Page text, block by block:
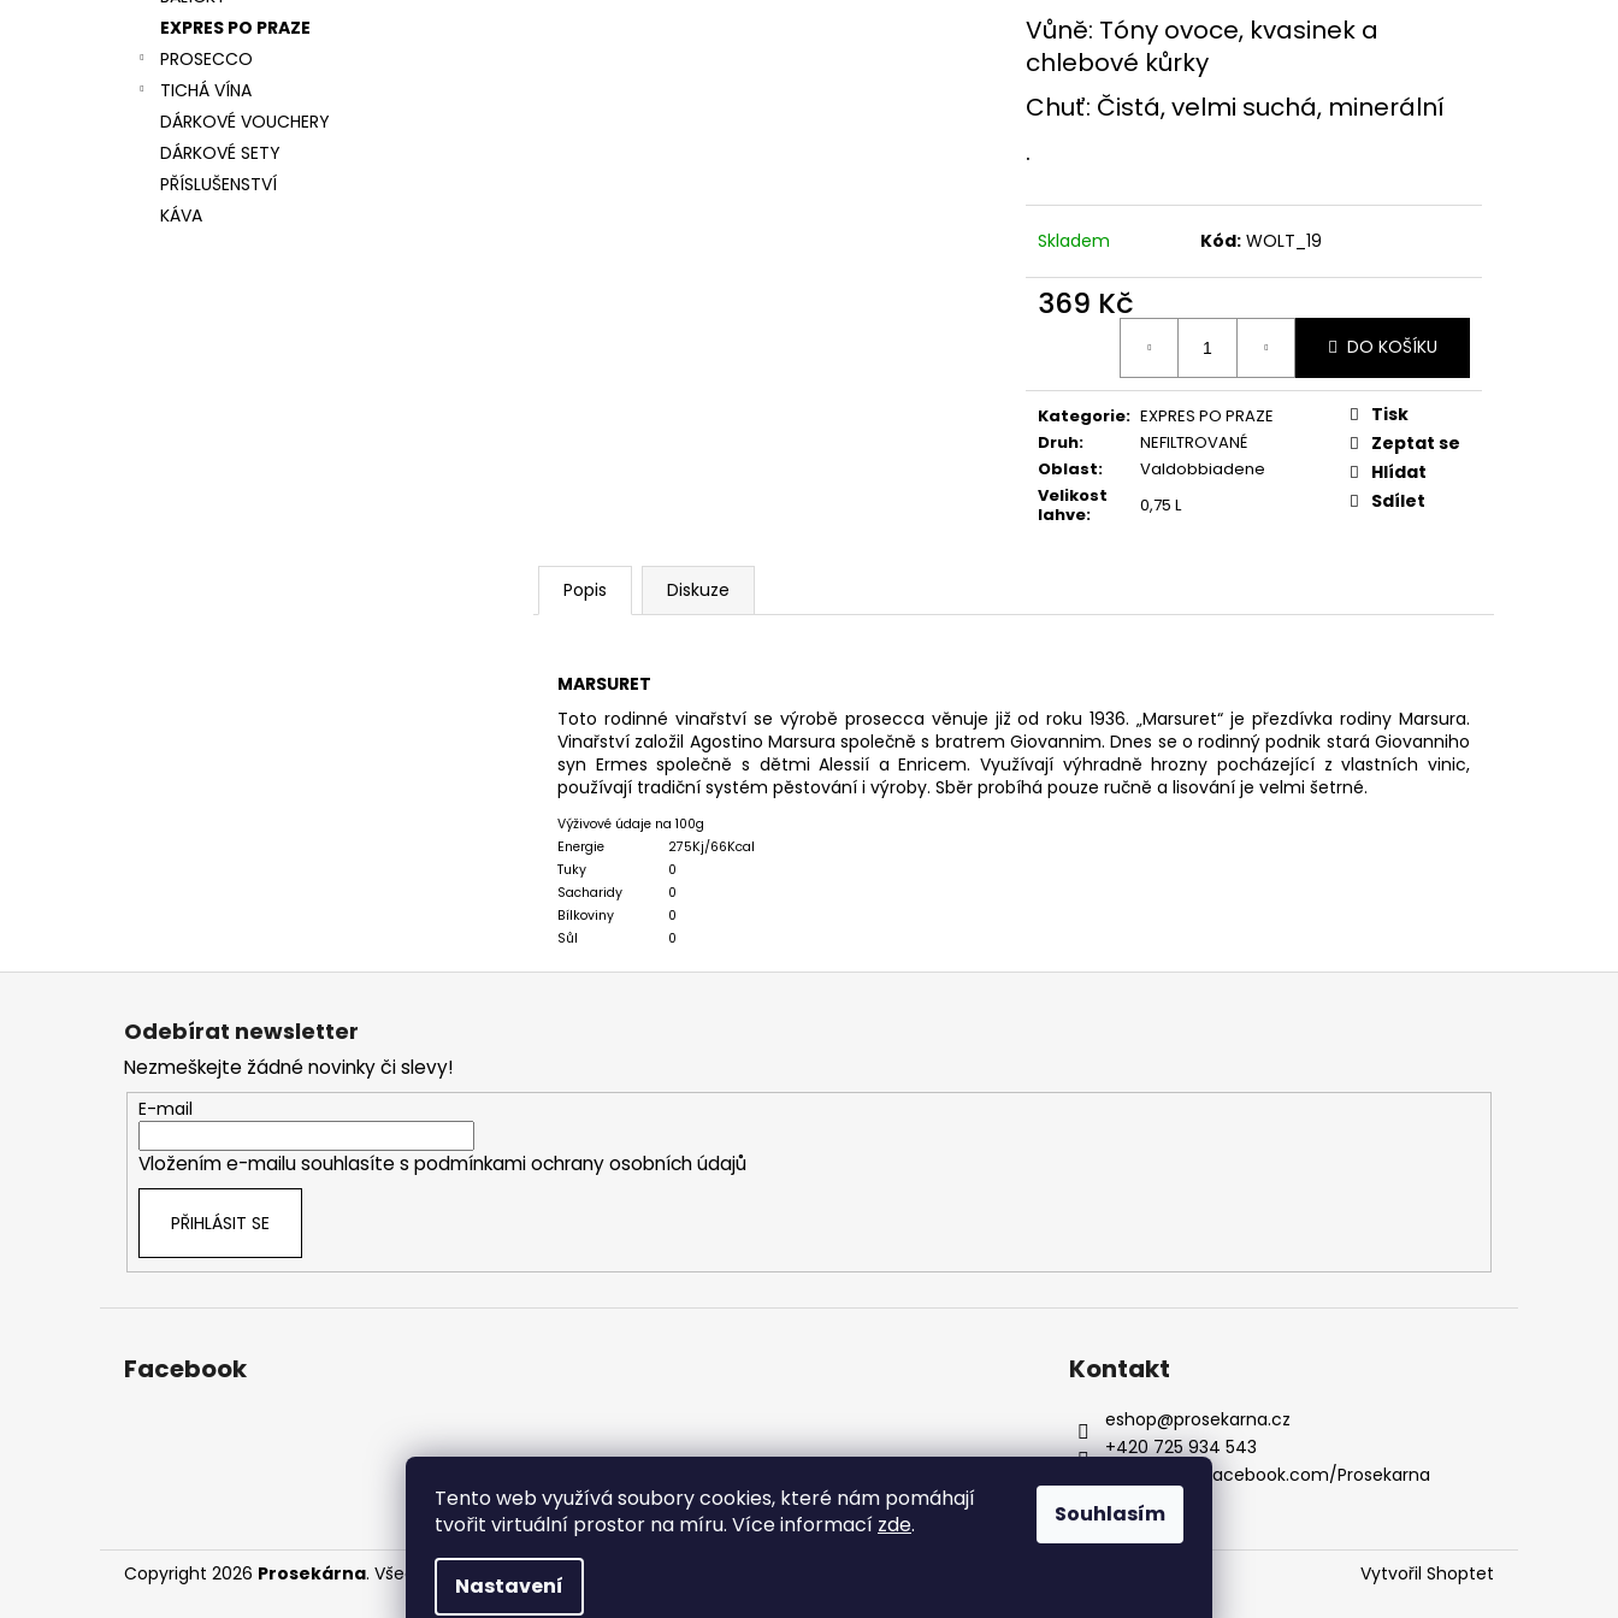
Tento web využívá soubory cookies, které nám pomáhají
tvořit virtuální prostor na míru. Více informací zde.
Nastavení
Souhlasím
EXPRES PO PRAZE
PROSECCO
TICHÁ VÍNA
DÁRKOVÉ VOUCHERY
DÁRKOVÉ SETY
PŘÍSLUŠENSTVÍ
KÁVA
Vůně: Tóny ovoce, kvasinek a
chlebové kůrky
Chuť: Čistá, velmi suchá, minerální
.
Skladem Kód: WOLT_19
369 Kč
DO KOŠÍKU
Kategorie: EXPRES PO PRAZE
Druh:
NEFILTROVANÉ
Oblast:
Valdobbiadene
Velikost
lahve: 0,75 L
Tisk
Zeptat se
Hlídat
Sdílet
Popis Diskuze
MARSURET
Toto rodinné vinařství se výrobě prosecca věnuje již od roku 1936. „Marsuret“ je přezdívka rodiny Marsura.
Vinařství založil Agostino Marsura společně s bratrem Giovannim. Dnes se o rodinný podnik stará Giovanniho
syn Ermes společně s dětmi Alessií a Enricem. Využívají výhradně hrozny pocházející z vlastních vinic,
používají tradiční systém pěstování i výroby. Sběr probíhá pouze ručně a lisování je velmi šetrné.
Výživové údaje na 100g
Energie
275Kj/66Kcal
Tuky
0
Sacharidy
0
Bílkoviny
0
Sůl
0
CANTINE VEDOVA CASA FARIVE, BRUT,
DOCG
311 Kč
STOPPER NA ŠUMIVÁ VÍNA
Z
Odebírat newsletter
Nezmeškejte žádné novinky či slevy!
E-mail
Vložením e-mailu souhlasíte s podmínkami ochrany osobních údajů
PŘIHLÁSIT SE
Facebook Kontakt
eshop@prosekarna.cz
+420 725 934 543
http://www.facebook.com/Prosekarna
prosekarna/
Vytvořil Shoptet
Copyright 2026 Prosekárna. Všechna práva vyhrazena.